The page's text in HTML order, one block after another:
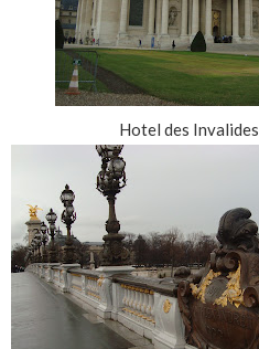
Hotel des Invalides